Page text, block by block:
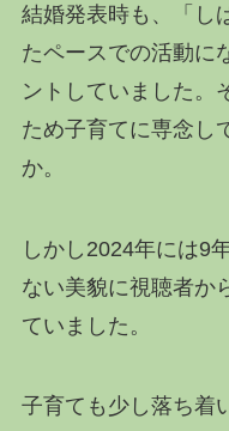
結婚発表時も、「し
たペースでの活動に
ントしていました。
ため子育てに専念し
か。
しかし2024年には9
ない美貌に視聴者か
ていました。
子育ても少し落ち着